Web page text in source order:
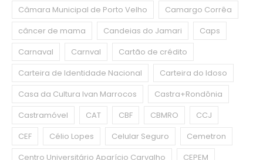
Câmara Municipal de Porto Velho
Camargo Corrêa
câncer de mama
Candeias do Jamari
Caps
Carnaval
Carnval
Cartão de crédito
Carteira de Identidade Nacional
Carteira do Idoso
Casa da Cultura Ivan Marrocos
Castra+Rondônia
Castramóvel
CAT CBF CBMRO
CCJ
CEF
Célio Lopes Celular Seguro
Cemetron
Centro Universitário Aparício Carvalho
CEPEM